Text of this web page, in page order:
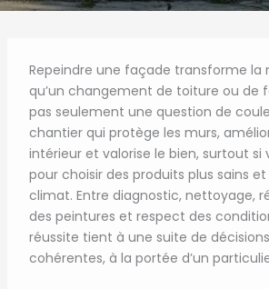
Repeindre une façade transforme la
qu’un changement de toiture ou de
pas seulement une question de
chantier qui protège les murs,
intérieur et valorise le bien, surtout si
pour choisir des produits plus sains
climat. Entre diagnostic, nettoyage,
des peintures et respect des
réussite tient à une suite de
cohérentes, à la portée d’un